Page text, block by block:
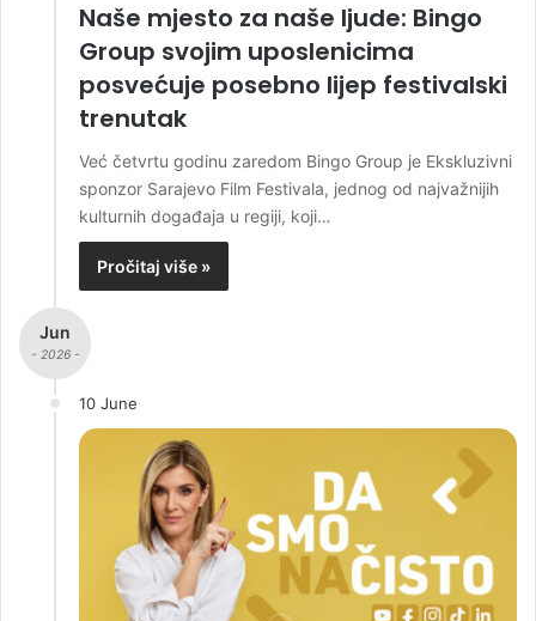
Naše mjesto za naše ljude: Bingo
Group svojim uposlenicima
posvećuje posebno lijep festivalski
trenutak
Već četvrtu godinu zaredom Bingo Group je Ekskluzivni
sponzor Sarajevo Film Festivala, jednog od najvažnijih
kulturnih događaja u regiji, koji…
Pročitaj više »
Jun
- 2026 -
10 June